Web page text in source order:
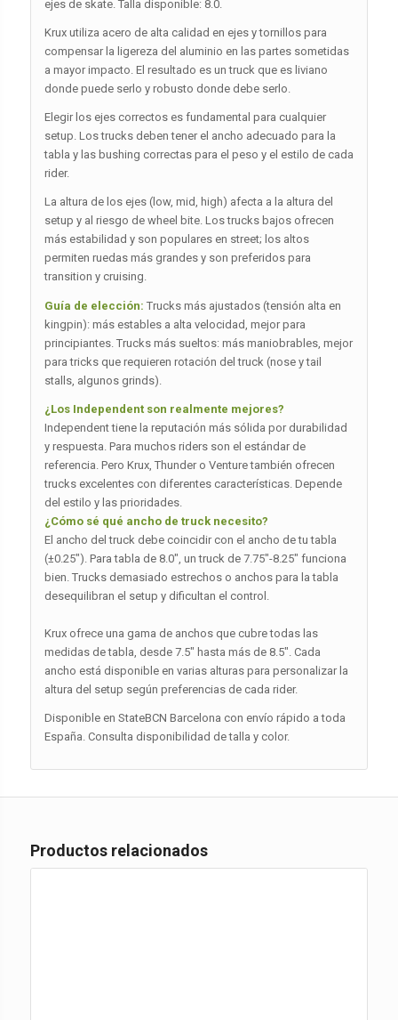
ejes de skate. Talla disponible: 8.0.
Krux utiliza acero de alta calidad en ejes y tornillos para
compensar la ligereza del aluminio en las partes sometidas
a mayor impacto. El resultado es un truck que es liviano
donde puede serlo y robusto donde debe serlo.
Elegir los ejes correctos es fundamental para cualquier
setup. Los trucks deben tener el ancho adecuado para la
tabla y las bushing correctas para el peso y el estilo de cada
rider.
La altura de los ejes (low, mid, high) afecta a la altura del
setup y al riesgo de wheel bite. Los trucks bajos ofrecen
más estabilidad y son populares en street; los altos
permiten ruedas más grandes y son preferidos para
transition y cruising.
Guía de elección: Trucks más ajustados (tensión alta en
kingpin): más estables a alta velocidad, mejor para
principiantes. Trucks más sueltos: más maniobrables, mejor
para tricks que requieren rotación del truck (nose y tail
stalls, algunos grinds).
¿Los Independent son realmente mejores?
Independent tiene la reputación más sólida por durabilidad
y respuesta. Para muchos riders son el estándar de
referencia. Pero Krux, Thunder o Venture también ofrecen
trucks excelentes con diferentes características. Depende
del estilo y las prioridades.
¿Cómo sé qué ancho de truck necesito?
El ancho del truck debe coincidir con el ancho de tu tabla
(±0.25″). Para tabla de 8.0″, un truck de 7.75″-8.25″ funciona
bien. Trucks demasiado estrechos o anchos para la tabla
desequilibran el setup y dificultan el control.
Krux ofrece una gama de anchos que cubre todas las
medidas de tabla, desde 7.5″ hasta más de 8.5″. Cada
ancho está disponible en varias alturas para personalizar la
altura del setup según preferencias de cada rider.
Disponible en StateBCN Barcelona con envío rápido a toda
España. Consulta disponibilidad de talla y color.
Productos relacionados